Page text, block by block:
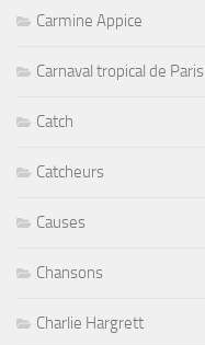
Carmine Appice
Carnaval tropical de Paris
Catch
Catcheurs
Causes
Chansons
Charlie Hargrett